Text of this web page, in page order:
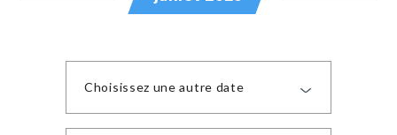
Choisissez une autre date